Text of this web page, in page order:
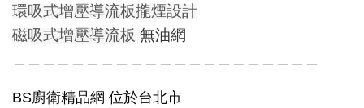
環吸式增壓導流板攏煙設計
磁吸式增壓導流板 無油網
BS廚衛精品網 位於台北市